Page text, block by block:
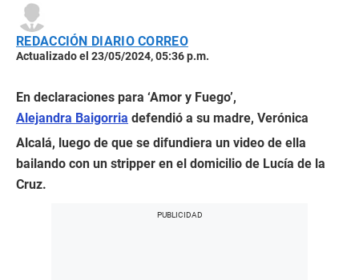
REDACCIÓN DIARIO CORREO
Actualizado el 23/05/2024, 05:36 p.m.
En declaraciones para ‘Amor y Fuego’,
Alejandra Baigorria defendió a su madre, Verónica
Alcalá, luego de que se difundiera un video de ella
bailando con un stripper en el domicilio de Lucía de la
Cruz.